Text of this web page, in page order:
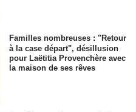
Familles nombreuses : "Retour
à la case départ", désillusion
pour Laëtitia Provenchère avec
la maison de ses rêves